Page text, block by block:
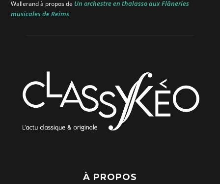
Wallerandà propos de Un orchestre en thalasso aux Flâneries
musicales de Reims
À PROPOS